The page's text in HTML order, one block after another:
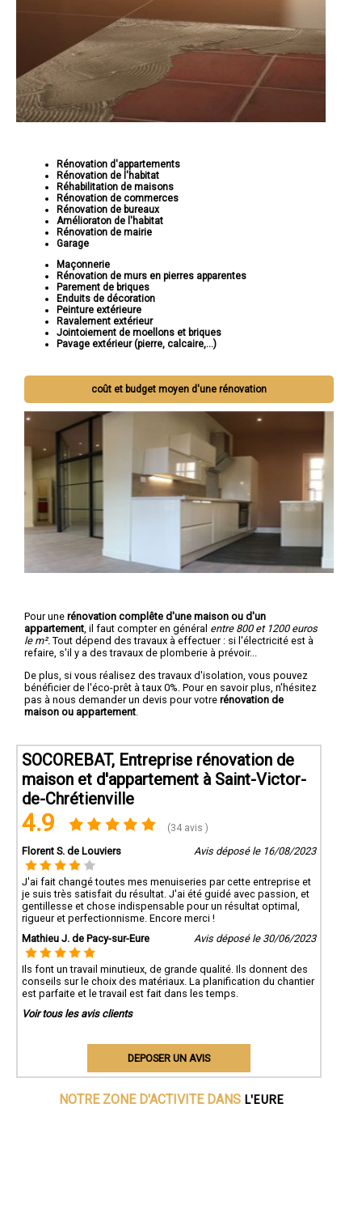
Rénovation d'appartements
Rénovation de l'habitat
Réhabilitation de maisons
Rénovation de commerces
Rénovation de bureaux
Amélioraton de l'habitat
Rénovation de mairie
Garage
Maçonnerie
Rénovation de murs en pierres apparentes
Parement de briques
Enduits de décoration
Peinture extérieure
Ravalement extérieur
Jointoiement de moellons et briques
Pavage extérieur (pierre, calcaire,...)
coût et budget moyen d'une rénovation
Pour une rénovation complête d'une maison ou d'un
appartement , il faut compter en général entre 800 et 1200 euros
le m². Tout dépend des travaux à effectuer : si l'électricité est à
refaire, s'il y a des travaux de plomberie à prévoir...
De plus, si vous réalisez des travaux d'isolation, vous pouvez
bénéficier de l'éco-prêt à taux 0%. Pour en savoir plus, n'hésitez
pas à nous demander un devis pour votre rénovation de
maison ou appartement
SOCOREBAT, Entreprise rénovation de
maison et d'appartement à Saint-Victor-
de-Chrétienville
4.9 (34 avis )
Florent S. de Louviers Avis déposé le 16/08/2023
J'ai fait changé toutes mes menuiseries par cette entreprise et
je suis très satisfait du résultat. J'ai été guidé avec passion, et
gentillesse et chose indispensable pour un résultat optimal,
rigueur et perfectionnisme. Encore merci !
Mathieu J. de Pacy-sur-Eure
Avis déposé le 30/06/2023
Ils font un travail minutieux, de grande qualité. Ils donnent des
conseils sur le choix des matériaux. La planification du chantier
est parfaite et le travail est fait dans les temps.
Voir tous les avis clients
DEPOSER UN AVIS
NOTRE ZONE D'ACTIVITE DANS L'EURE